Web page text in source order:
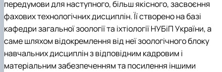
передумови для наступного, більш якісного, засвоєння
фахових технологічних дисциплін. Її створено на базі
кафедри загальної зоології та іхтіології НУБіП України, а
саме шляхом відокремлення від неї зоологічного блоку
навчальних дисциплін з відповідним кадровим і
матеріальним забезпеченням та посилення іншими